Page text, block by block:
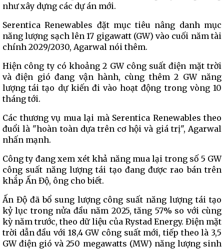
như xây dựng các dự án mới.
Serentica Renewables đặt mục tiêu nâng danh mục
năng lượng sạch lên 17 gigawatt (GW) vào cuối năm tài
chính 2029/2030, Agarwal nói thêm.
Hiện công ty có khoảng 2 GW công suất điện mặt trời
và điện gió đang vận hành, cùng thêm 2 GW năng
lượng tái tạo dự kiến đi vào hoạt động trong vòng 10
tháng tới.
Các thương vụ mua lại mà Serentica Renewables theo
đuổi là "hoàn toàn dựa trên cơ hội và giá trị", Agarwal
nhấn mạnh.
Công ty đang xem xét khả năng mua lại trong số 5 GW
công suất năng lượng tái tạo đang được rao bán trên
khắp Ấn Độ, ông cho biết.
Ấn Độ đã bổ sung lượng công suất năng lượng tái tạo
kỷ lục trong nửa đầu năm 2025, tăng 57% so với cùng
kỳ năm trước, theo dữ liệu của Rystad Energy. Điện mặt
trời dẫn đầu với 18,4 GW công suất mới, tiếp theo là 3,5
GW điện gió và 250 megawatts (MW) năng lượng sinh